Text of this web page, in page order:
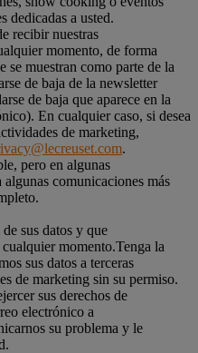
dedicadas a usted.
recibir nuestras
momento, de forma
se muestran como parte de la
de baja de la newsletter
de baja que aparece en la
En cualquier caso, si desea
de marketing,
.
pero en algunas
comunicaciones más
sus datos y que
momento.Tenga la
sus datos a terceras
de marketing sin su permiso.
sus derechos de
electrónico a
su problema y le